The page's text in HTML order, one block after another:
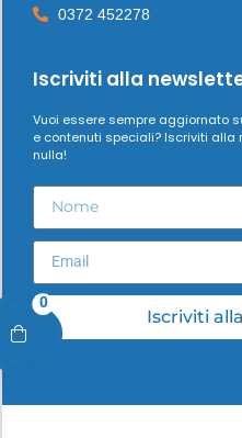
0
0372 452278
Iscriviti alla
Vuoi essere sempre aggiornato
e contenuti speciali? Iscriviti alla
nulla!
Iscriviti